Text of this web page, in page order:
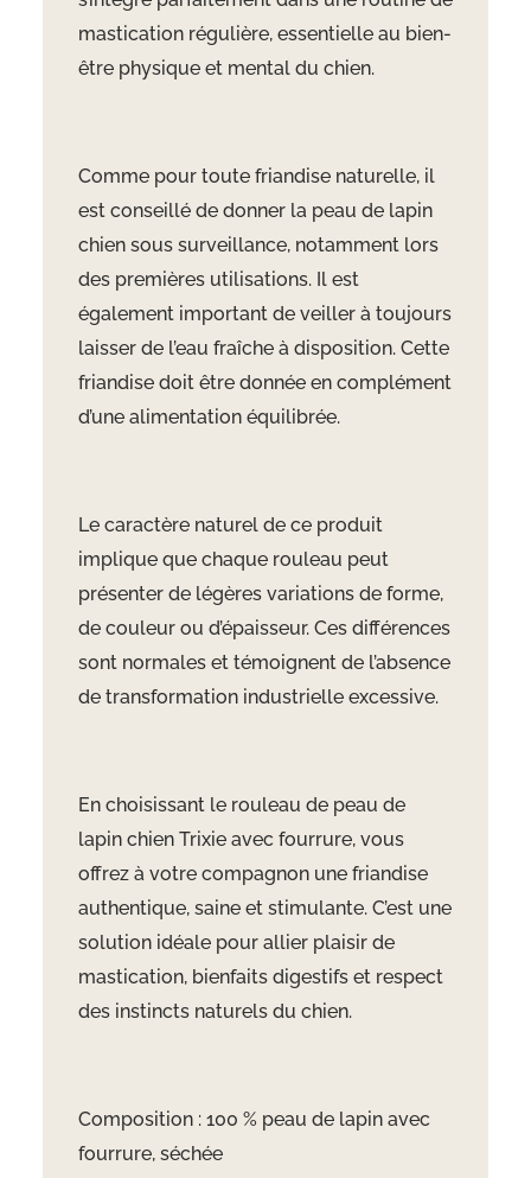
mastication régulière, essentielle au bien-
être physique et mental du chien.
Comme pour toute friandise naturelle, il
est conseillé de donner la peau de lapin
chien sous surveillance, notamment lors
des premières utilisations. Il est
également important de veiller à toujours
laisser de l’eau fraîche à disposition. Cette
friandise doit être donnée en complément
d’une alimentation équilibrée.
Le caractère naturel de ce produit
implique que chaque rouleau peut
présenter de légères variations de forme,
de couleur ou d’épaisseur. Ces différences
sont normales et témoignent de l’absence
de transformation industrielle excessive.
En choisissant le rouleau de peau de
lapin chien Trixie avec fourrure, vous
offrez à votre compagnon une friandise
authentique, saine et stimulante. C’est une
solution idéale pour allier plaisir de
mastication, bienfaits digestifs et respect
des instincts naturels du chien.
Composition : 100 % peau de lapin avec
fourrure, séchée